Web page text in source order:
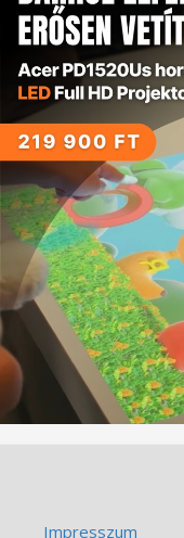
Impresszum